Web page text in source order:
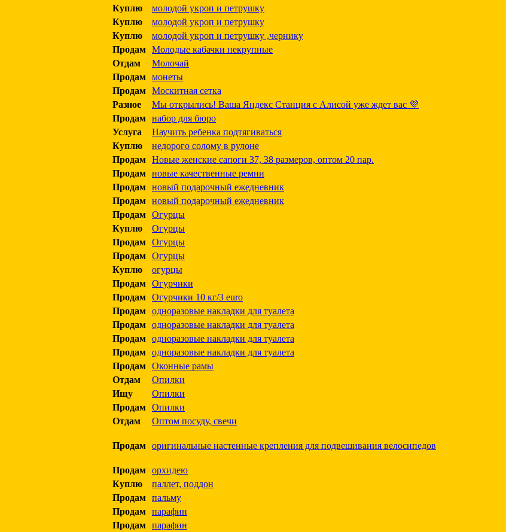
Куплю
молодой укроп и петрушку
Куплю
молодой укроп и петрушку
Куплю
молодой укроп и петрушку ,чернику
Продам Молодые кабачки некрупные
Отдам
Молочай
Продам монеты
Продам Москитная сетка
Разное
Мы открылись! Ваша Яндекс Станция с Алисой уже ждет вас 💜
Продам набор для бюро
Услуга
Научить ребенка подтягиваться
Куплю
недорого солому в рулоне
Продам Новые женские сапоги 37, 38 размеров, оптом 20 пар.
Продам новые качественные ремни
Продам новый подарочный ежедневник
Продам новый подарочный ежедневник
Продам Огурцы
Куплю
Огурцы
Продам Огурцы
Продам Огурцы
Куплю
огурцы
Продам Огурчики
Продам Огурчики 10 кг/3 euro
Продам одноразовые накладки для туалета
Продам одноразовые накладки для туалета
Продам одноразовые накладки для туалета
Продам одноразовые накладки для туалета
Продам Оконные рамы
Отдам
Опилки
Ищу
Опилки
Продам Опилки
Отдам
Оптом посуду, свечи
Продам оригинальные настенные крепления для подвешивания велосипедов
Продам орхидею
Куплю
паллет, поддон
Продам пальму
Продам парафин
Продам парафин